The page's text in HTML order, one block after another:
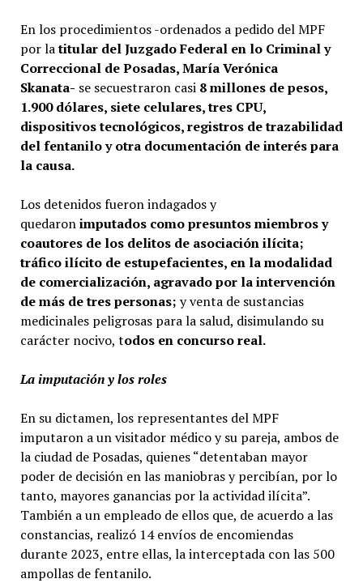
En los procedimientos -ordenados a pedido del MPF
por latitular del Juzgado Federal en lo Criminal y
Correccional de Posadas, María Verónica
Skanata- se secuestraron casi 8 millones de pesos,
1.900 dólares, siete celulares, tres CPU,
dispositivos tecnológicos, registros de trazabilidad
del fentanilo y otra documentación de interés para
la causa.
Los detenidos fueron indagados y
quedaronimputados como presuntos miembros y
coautores de los delitos de asociación ilícita;
tráfico ilícito de estupefacientes, en la modalidad
de comercialización, agravado por la intervención
de más de tres personas; y venta de sustancias
medicinales peligrosas para la salud, disimulando su
carácter nocivo, todos en concurso real.
La imputación y los roles
En su dictamen, los representantes del MPF
imputaron a un visitador médico y su pareja, ambos de
la ciudad de Posadas, quienes “detentaban mayor
poder de decisión en las maniobras y percibían, por lo
tanto, mayores ganancias por la actividad ilícita”.
También a un empleado de ellos que, de acuerdo a las
constancias, realizó 14 envíos de encomiendas
durante 2023, entre ellas, la interceptada con las 500
ampollas de fentanilo.